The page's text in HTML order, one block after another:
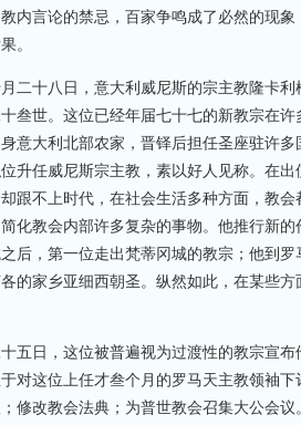
内言论的禁忌，百家争鸣成了必然的现
。
二十八日，意大利威尼斯的宗主教隆卡利
叁世。这位已经年届七十七的新教宗在
意大利北部农家，晋铎后担任圣座驻许
升任威尼斯宗主教，素以好人见称。在
跟不上时代，在社会生活多种方面，教
化教会内部许多复杂的事物。他推行新的
后，第一位走出梵蒂冈城的教宗；他到
的家乡亚细西朝圣。纵然如此，在某些
五日，这位被普遍视为过渡性的教宗宣布
对这位上任才叁个月的罗马天主教领袖
修改教会法典；为普世教会召集大公会